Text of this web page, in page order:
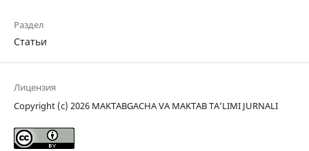
Раздел
Статьи
Лицензия
Copyright (c) 2026 MAKTABGACHA VA MAKTAB TA’LIMI JURNALI